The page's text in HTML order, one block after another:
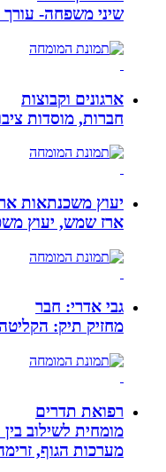
שיני משפחה- עורך דין
ארגונים וקבוצות
חברות, מוסדות
יעוץ משכנתאות
ארז שמש, יעוץ
גבי אדרי: חבר
מחזיק תיק:
רפואת תדרים
מערכות הגוף,